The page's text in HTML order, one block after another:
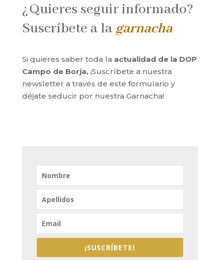
¿Quieres seguir informado?
Suscríbete a la garnacha
Si quieres saber toda la actualidad de la DOP
Campo de Borja,¡Suscríbete a nuestra
newsletter a través de este formulario y
déjate seducir por nuestra Garnacha!
¡SUSCRÍBETE!